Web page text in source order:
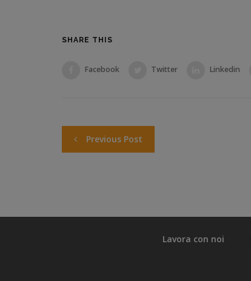
SHARE THIS
Facebook Twitter Linkedin
Previous Post
Lavora con noi